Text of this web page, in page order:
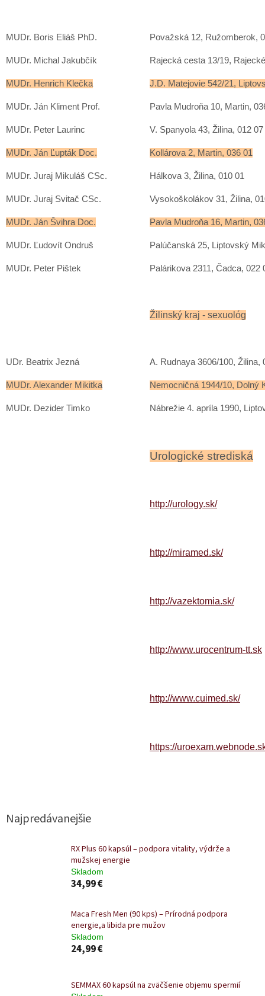
MUDr. Boris Eliáš PhD. Považská 12, Ružomberok,
MUDr. Michal Jakubčík Rajecká cesta 13/19,
MUDr. Henrich Klečka J.D. Matejovie 542/21,
MUDr. Ján Kliment Prof. Pavla Mudroňa 10, Martin,
MUDr. Peter Laurinc V. Spanyola 43, Žilina, 012 07
MUDr. Ján Ľupták Doc. Kollárova 2, Martin, 036 01
MUDr. Juraj Mikuláš CSc. Hálkova 3, Žilina, 010 01
MUDr. Juraj Svitač CSc. Vysokoškolákov 31, Žilina,
MUDr. Ján Švihra Doc. Pavla Mudroňa 16, Martin,
MUDr. Ľudovít Ondruš Palúčanská 25, Liptovský
MUDr. Peter Pištek Palárikova 2311, Čadca, 022
Žilinský kraj - sexuológ
UDr. Beatrix Jezná A. Rudnaya 3606/100, Žilina,
MUDr. Alexander Mikitka Nemocničná 1944/10, Dolný
MUDr. Dezider Timko Nábrežie 4. apríla 1990,
Urologické strediská
http://urology.sk/
http://miramed.sk/
http://vazektomia.sk/
http://www.urocentrum-tt.sk
http://www.cuimed.sk/
https://
Najpredávanejšie
RX Plus 60 kapsúl – podpora vitality, výdrže a
mužskej energie
Skladom
34,99 €
Maca Fresh Men (90 kps) – Prírodná podpora
energie,a libida pre mužov
Skladom
24,99 €
SEMMAX 60 kapsúl na zväčšenie objemu spermií